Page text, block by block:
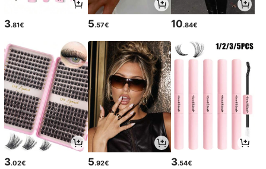
3.81€ 5.57€ 10.84€
3.02€ 5.92€ 3.54€